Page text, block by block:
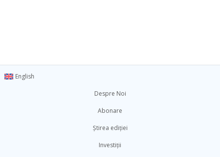
English
Despre Noi
Abonare
Știrea ediției
Investiții